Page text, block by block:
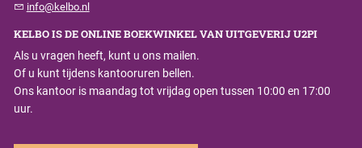
info@kelbo.nl
KELBO IS DE ONLINE BOEKWINKEL VAN UITGEVERIJ U2PI
Als u vragen heeft, kunt u ons mailen.
Of u kunt tijdens kantooruren bellen.
Ons kantoor is maandag tot vrijdag open tussen 10:00 en 17:00
uur.